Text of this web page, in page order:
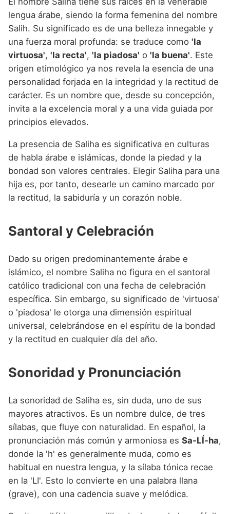
Nombres de Niña que empiezan por P
Nombres de Niña que empiezan por Q
Nombres de Niña que empiezan por R
Nombres de Niña que empiezan por S
Nombres de Niña que empiezan por T
Nombres de Niña que empiezan por U
Nombres de Niña que empiezan por V
Nombres de Niña que empiezan por W
Nombres de Niña que empiezan por X
Nombres de Niña que empiezan por Y
Nombres de Niña que empiezan por Z
Nombres de Niña Suecos
Nombres de Niña Navarros
Nombres de Niña Riojanos
Nombres de Niña Valencianos
Nombres de Niña Vascos
lengua árabe, siendo la forma femenina del nombre
Salih. Su significado es de una belleza innegable y
una fuerza moral profunda: se traduce como 'la
virtuosa', 'la recta', 'la piadosa' o 'la buena'. Este
origen etimológico ya nos revela la esencia de una
personalidad forjada en la integridad y la rectitud de
carácter. Es un nombre que, desde su concepción,
invita a la excelencia moral y a una vida guiada por
principios elevados.
La presencia de Saliha es significativa en culturas
de habla árabe e islámicas, donde la piedad y la
bondad son valores centrales. Elegir Saliha para una
hija es, por tanto, desearle un camino marcado por
la rectitud, la sabiduría y un corazón noble.
Santoral y Celebración
Dado su origen predominantemente árabe e
islámico, el nombre Saliha no figura en el santoral
católico tradicional con una fecha de celebración
específica. Sin embargo, su significado de 'virtuosa'
o 'piadosa' le otorga una dimensión espiritual
universal, celebrándose en el espíritu de la bondad
y la rectitud en cualquier día del año.
Sonoridad y Pronunciación
La sonoridad de Saliha es, sin duda, uno de sus
mayores atractivos. Es un nombre dulce, de tres
sílabas, que fluye con naturalidad. En español, la
pronunciación más común y armoniosa es Sa-LÍ-ha,
donde la 'h' es generalmente muda, como es
habitual en nuestra lengua, y la sílaba tónica recae
en la 'LI'. Esto lo convierte en una palabra llana
(grave), con una cadencia suave y melódica.